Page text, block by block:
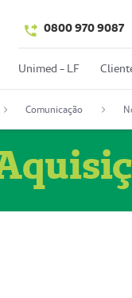
0800 970 9087
Unimed - LF
Comunicação